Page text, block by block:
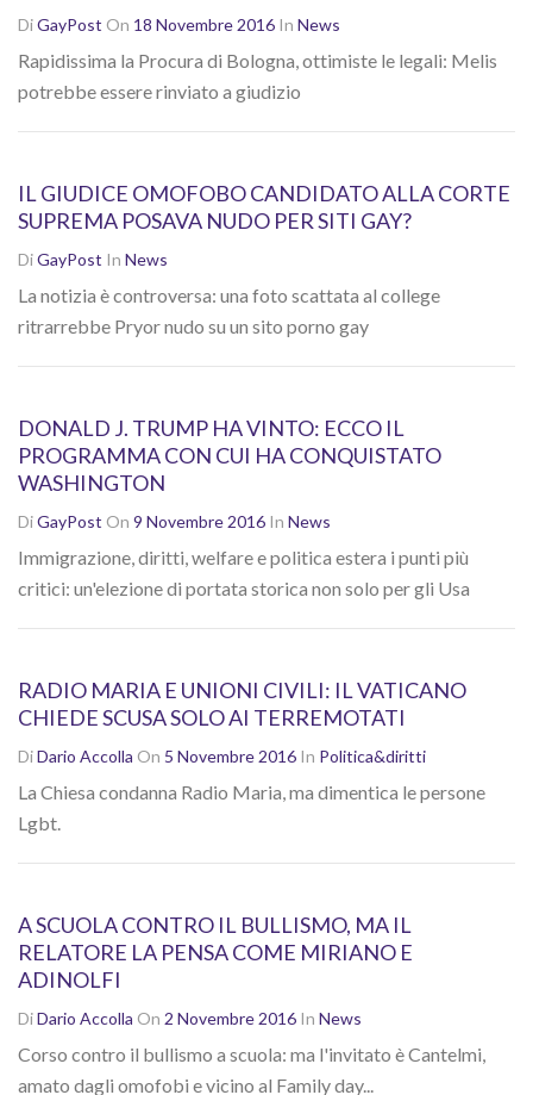
DiGayPost On 18 Novembre 2016 In News
Rapidissima la Procura di Bologna, ottimiste le legali: Melis
potrebbe essere rinviato a giudizio
IL GIUDICE OMOFOBO CANDIDATO ALLA CORTE
SUPREMA POSAVA NUDO PER SITI GAY?
DiGayPost In News
La notizia è controversa: una foto scattata al college
ritrarrebbe Pryor nudo su un sito porno gay
DONALD J. TRUMP HA VINTO: ECCO IL
PROGRAMMA CON CUI HA CONQUISTATO
WASHINGTON
DiGayPost On 9 Novembre 2016 In News
Immigrazione, diritti, welfare e politica estera i punti più
critici: un'elezione di portata storica non solo per gli Usa
RADIO MARIA E UNIONI CIVILI: IL VATICANO
CHIEDE SCUSA SOLO AI TERREMOTATI
DiDario Accolla On 5 Novembre 2016 In Politica&diritti
La Chiesa condanna Radio Maria, ma dimentica le persone
Lgbt.
A SCUOLA CONTRO IL BULLISMO, MA IL
RELATORE LA PENSA COME MIRIANO E
ADINOLFI
DiDario Accolla On 2 Novembre 2016 In News
Corso contro il bullismo a scuola: ma l'invitato è Cantelmi,
amato dagli omofobi e vicino al Family day...